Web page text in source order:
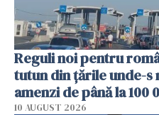
Reguli noi pentru
tutun din țările unde-s
amenzi de până la 100
10 AUGUST 2026